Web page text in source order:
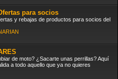
para socios
y rebajas de productos para socios del
de moto? ¿Sacarte unas perrillas? Aquí
a todo aquello que ya no quieres